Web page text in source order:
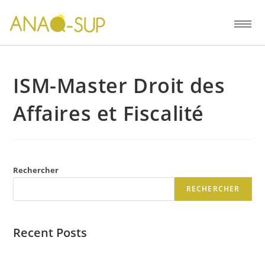
ISM-Master Droit des
Affaires et Fiscalité
Rechercher
RECHERCHER
Recent Posts